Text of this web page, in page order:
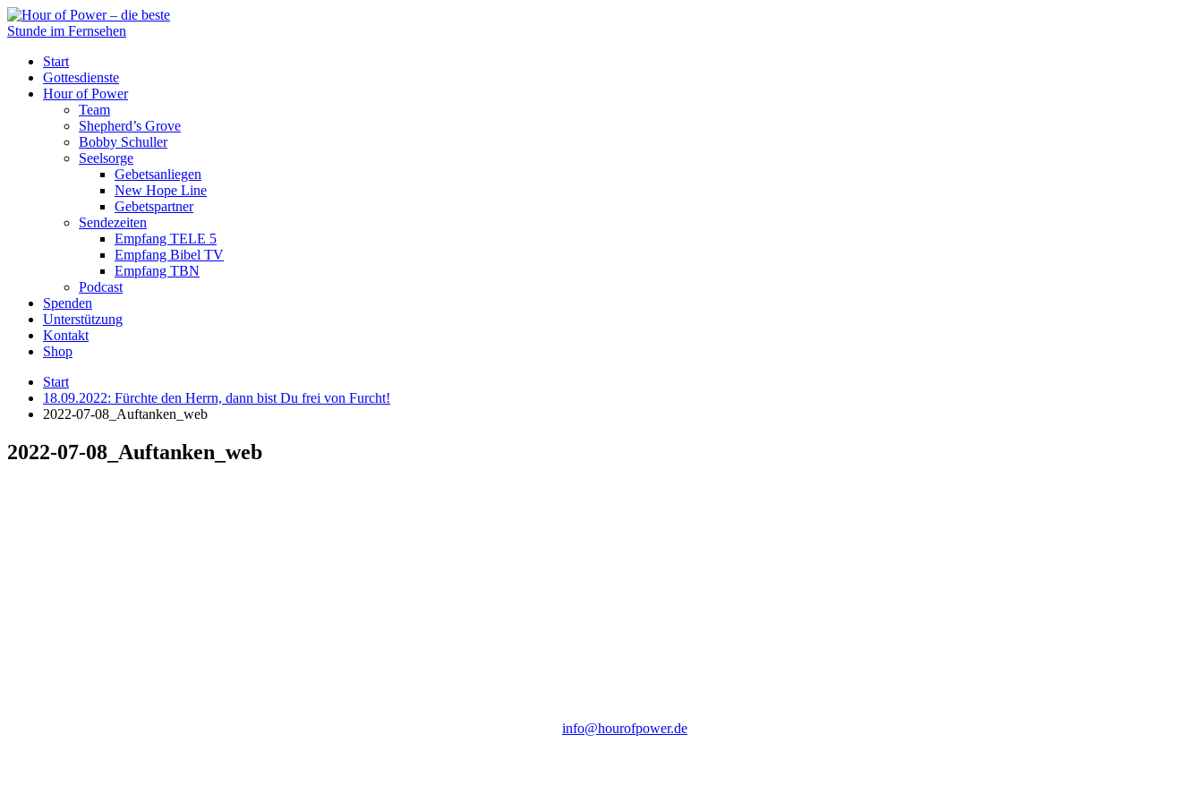
Start
Gottesdienste
Hour of Power
Team
Shepherd’s Grove
Bobby Schuller
Seelsorge
Gebetsanliegen
New Hope Line
Gebetspartner
Sendezeiten
Empfang TELE 5
Empfang Bibel TV
Empfang TBN
Podcast
Spenden
Unterstützung
Kontakt
Shop
Start
18.09.2022: Fürchte den Herrn, dann bist Du frei von Furcht!
2022-07-08_Auftanken_web
2022-07-08_Auftanken_web
info@hourofpower.de